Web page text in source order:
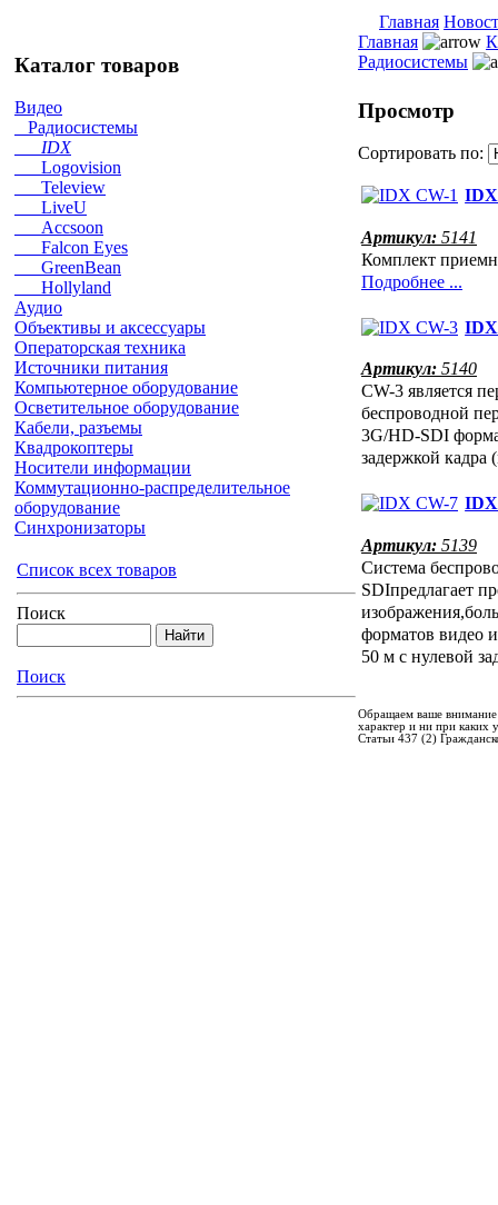
Главная
Каталог товаров
Видео
Радиосистемы
IDX
Logovision
Teleview
LiveU
Accsoon
Falcon Eyes
GreenBean
Hollyland
Аудио
Объективы и аксессуары
Операторская техника
Источники питания
Компьютерное оборудование
Осветительное оборудование
Кабели, разъемы
Квадрокоптеры
Носители информации
Коммутационно-распределительное
оборудование
Синхронизаторы
Список всех товаров
Поиск
Поиск
Главная
Радиосистемы
Просмотр
Сортировать по:
Артикул: 5141
Комплект
Подробнее ...
Артикул: 5140
CW-3 является
беспроводной
3G/HD-SDI
задержкой
Артикул: 5139
Cистема
SDIпредлагает
форматов видео
50 м с нулевой
Обращаем ваше
характер и ни при каких
Статьи 437 (2)